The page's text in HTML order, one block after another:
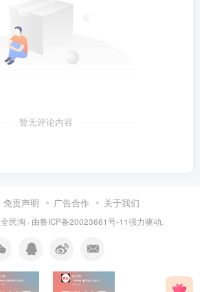
暂无评论内容
免责声明 广告合作 关于我们
全民淘 · 由鲁ICP备20023661号-11强力驱动.